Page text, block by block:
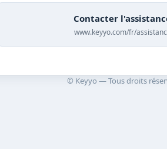
Contacter
www.keyyo.com/fr/
© Keyyo — Tous droits